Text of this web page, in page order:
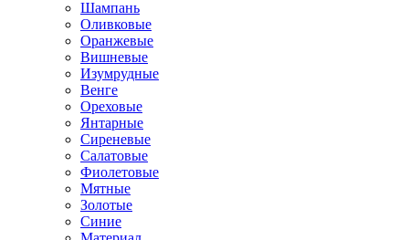
Шампань
Оливковые
Оранжевые
Вишневые
Изумрудные
Венге
Ореховые
Янтарные
Сиреневые
Салатовые
Фиолетовые
Мятные
Золотые
Синие